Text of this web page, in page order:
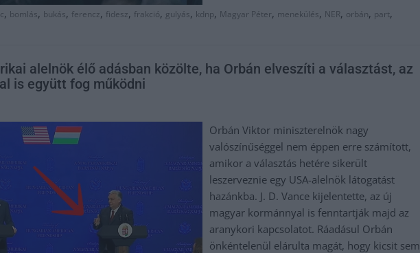
, bomlás, bukás, ferencz, fidesz, frakció, gulyás, kdnp, Magyar Péter, menekülés, NER, orbán, part,
alelnök élő adásban közölte, ha Orbán elveszíti a választást, az
is együtt fog működni
Orbán Viktor miniszterelnök nagy
valószínűséggel nem éppen erre számított,
amikor a választás hetére sikerült
leszerveznie egy USA-alelnök látogatást
hazánkba. J. D. Vance kijelentette, az új
magyar kormánnyal is fenntartják majd az
aranykori kapcsolatot. Ráadásul Orbán
önkéntelenül elárulta magát, hogy kicsit sem